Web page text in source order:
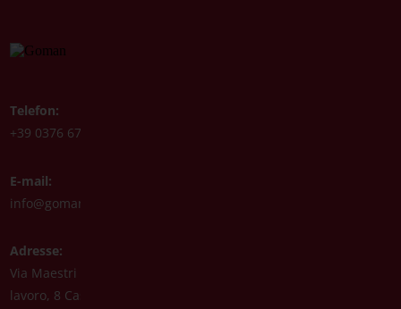
Telefon:
+39 0376 671780
E-mail:
info@goman.it
Adresse:
Via Maestri del
lavoro, 8 Castiglione